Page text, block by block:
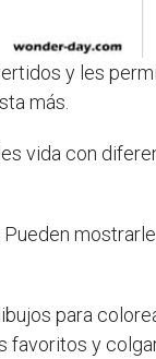
y les
más.
vida con
para
y